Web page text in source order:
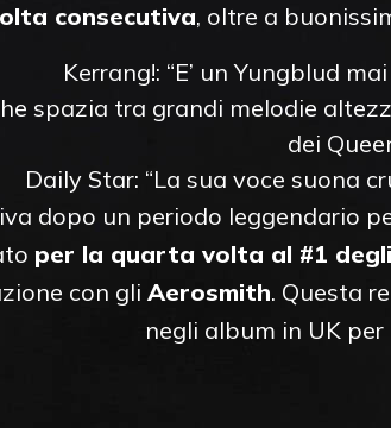
consecutiva, oltre a
Kerrang!: “E’ un Yungblud
spazia tra grandi melodie
dei
Daily Star: “La sua voce suona
dopo un periodo leggendario
per la quarta volta al #1
con gli Aerosmith. Questa
negli album in UK